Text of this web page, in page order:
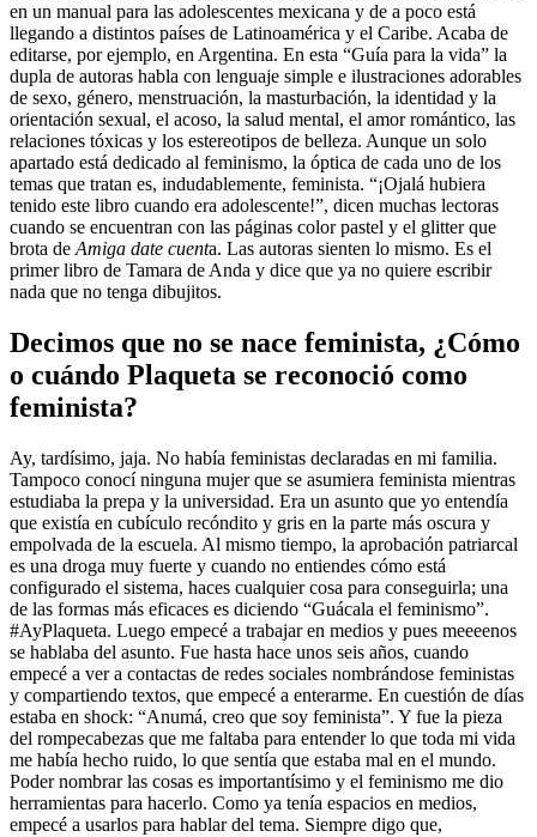
en un manual para las adolescentes mexicana y de a poco está
llegando a distintos países de Latinoamérica y el Caribe. Acaba de
editarse, por ejemplo, en Argentina. En esta “Guía para la vida” la
dupla de autoras habla con lenguaje simple e ilustraciones adorables
de sexo, género, menstruación, la masturbación, la identidad y la
orientación sexual, el acoso, la salud mental, el amor romántico, las
relaciones tóxicas y los estereotipos de belleza. Aunque un solo
apartado está dedicado al feminismo, la óptica de cada uno de los
temas que tratan es, indudablemente, feminista. “¡Ojalá hubiera
tenido este libro cuando era adolescente!”, dicen muchas lectoras
cuando se encuentran con las páginas color pastel y el glitter que
brota de Amiga date cuenta. Las autoras sienten lo mismo. Es el
primer libro de Tamara de Anda y dice que ya no quiere escribir
nada que no tenga dibujitos.
Decimos que no se nace feminista, ¿Cómo
o cuándo Plaqueta se reconoció como
feminista?
Ay, tardísimo, jaja. No había feministas declaradas en mi familia.
Tampoco conocí ninguna mujer que se asumiera feminista mientras
estudiaba la prepa y la universidad. Era un asunto que yo entendía
que existía en cubículo recóndito y gris en la parte más oscura y
empolvada de la escuela. Al mismo tiempo, la aprobación patriarcal
es una droga muy fuerte y cuando no entiendes cómo está
configurado el sistema, haces cualquier cosa para conseguirla; una
de las formas más eficaces es diciendo “Guácala el feminismo”.
#AyPlaqueta. Luego empecé a trabajar en medios y pues meeeenos
se hablaba del asunto. Fue hasta hace unos seis años, cuando
empecé a ver a contactas de redes sociales nombrándose feministas
y compartiendo textos, que empecé a enterarme. En cuestión de días
estaba en shock: “Anumá, creo que soy feminista”. Y fue la pieza
del rompecabezas que me faltaba para entender lo que toda mi vida
me había hecho ruido, lo que sentía que estaba mal en el mundo.
Poder nombrar las cosas es importantísimo y el feminismo me dio
herramientas para hacerlo. Como ya tenía espacios en medios,
empecé a usarlos para hablar del tema. Siempre digo que,